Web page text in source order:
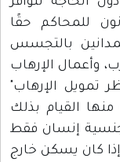
للمحاكم حقًا
بالتجسس
وأعمال الإرهاب
تمويل الإرهاب"
منها القيام بذلك
إنسان فقط
كان يسكن خارج